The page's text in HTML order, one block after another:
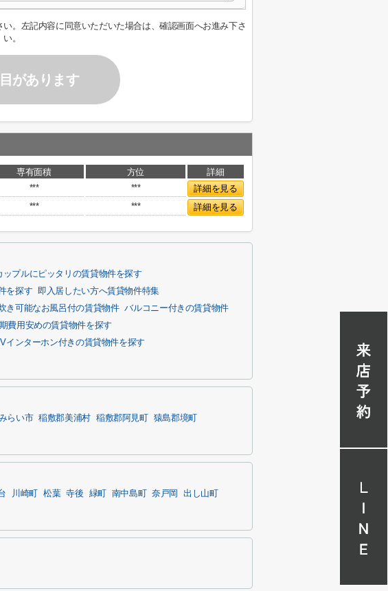
い。左記内容に同意いただいた場合は、確認画面へお進み下さ
い。
があります
専有面積 方位
詳細
*** ***
詳細を見る
*** *** 詳細を見る
ップルにピッタリの賃貸物件を探す
を探す
即入居したい方へ賃貸物件特集
き可能なお風呂付の賃貸物件 バルコニー付きの賃貸物件
費用安めの賃貸物件を探す
TVインターホン付きの賃貸物件を探す
らい市 稲敷郡美浦村 稲敷郡阿見町
猿島郡境町
川崎町 松葉 寺後 緑町 南中島町 奈戸岡
出し山町